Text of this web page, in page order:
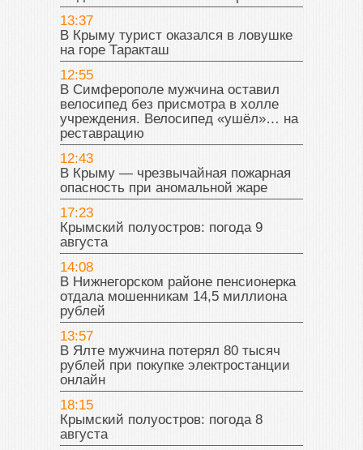
13:37
В Крыму турист оказался в ловушке
на горе Таракташ
12:55
В Симферополе мужчина оставил
велосипед без присмотра в холле
учреждения. Велосипед «ушёл»… на
реставрацию
12:43
В Крыму — чрезвычайная пожарная
опасность при аномальной жаре
17:23
Крымский полуостров: погода 9
августа
14:08
В Нижнегорском районе пенсионерка
отдала мошенникам 14,5 миллиона
рублей
13:57
В Ялте мужчина потерял 80 тысяч
рублей при покупке электростанции
онлайн
18:15
Крымский полуостров: погода 8
августа